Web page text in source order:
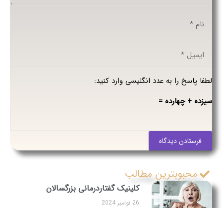
لطفا پاسخ را به عدد انگلیسی وارد کنید:
سیزده + چهارده =
فرستادن دیدگاه
محبوبترین مطالب
کلینیک گفتاردرمانی بزرگسالان
26 نوامبر 2024